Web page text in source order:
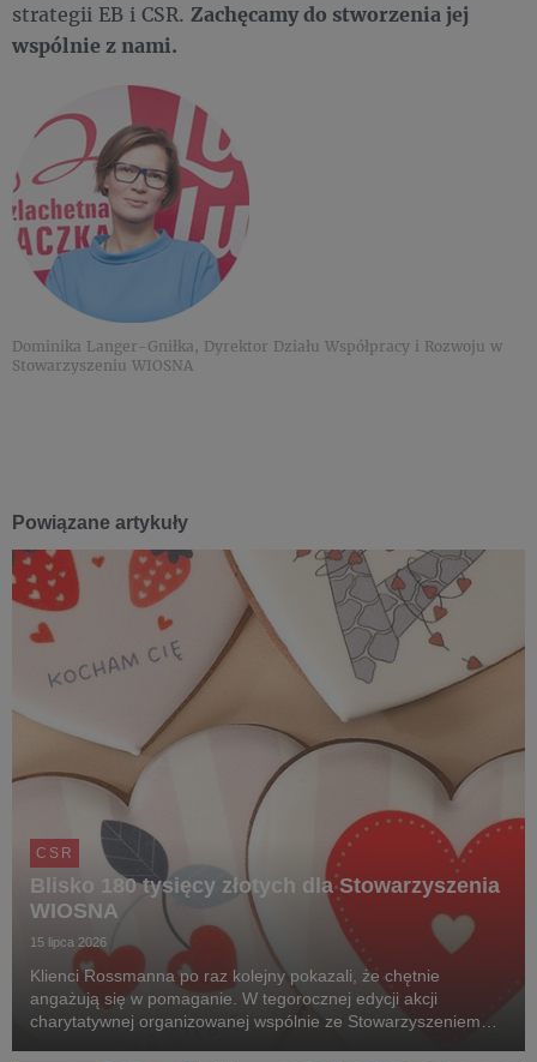
strategii EB i CSR. Zachęcamy do stworzenia jej
wspólnie z nami.
Dominika Langer-Gniłka, Dyrektor Działu Współpracy i Rozwoju w
Stowarzyszeniu WIOSNA
Powiązane artykuły
CSR
Blisko 180 tysięcy złotych dla Stowarzyszenia
WIOSNA
15 lipca 2026
Klienci Rossmanna po raz kolejny pokazali, że chętnie
angażują się w pomaganie. W tegorocznej edycji akcji
charytatywnej organizowanej wspólnie ze Stowarzyszeniem